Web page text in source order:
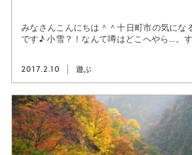
みなさんこんにちは＾＾十日町市の気に
です♪ 小雪？！なんて噂はどこへやら…。
2017.2.10 遊ぶ